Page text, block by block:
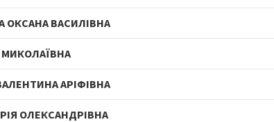
ОКСАНА ВАСИЛІВНА
МИКОЛАЇВНА
АРІФІВНА
ОЛЕКСАНДРІВНА